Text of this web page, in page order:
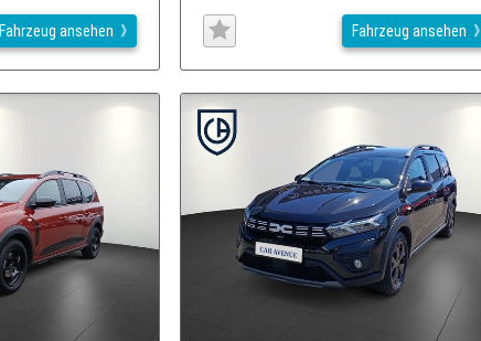
Fahrzeug ansehen Fahrzeug ansehen